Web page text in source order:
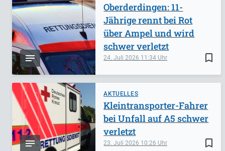
bookmark_border
24. Juli 2026 11:34
Oberderdingen: 11-
Jährige rennt bei Rot
über Ampel und wird
schwer verletzt
AKTUELLES
bookmark_border
23. Juli 2026 10:26
Kleintransporter-Fahrer
bei Unfall auf A5 schwer
verletzt